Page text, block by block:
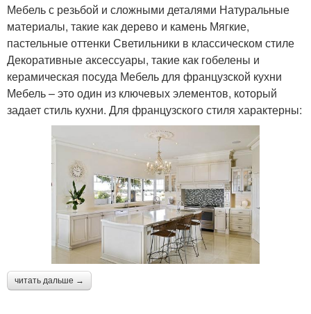
Мебель с резьбой и сложными деталями Натуральные
материалы, такие как дерево и камень Мягкие,
пастельные оттенки Светильники в классическом стиле
Декоративные аксессуары, такие как гобелены и
керамическая посуда Мебель для французской кухни
Мебель – это один из ключевых элементов, который
задает стиль кухни. Для французского стиля характерны:
читать дальше →